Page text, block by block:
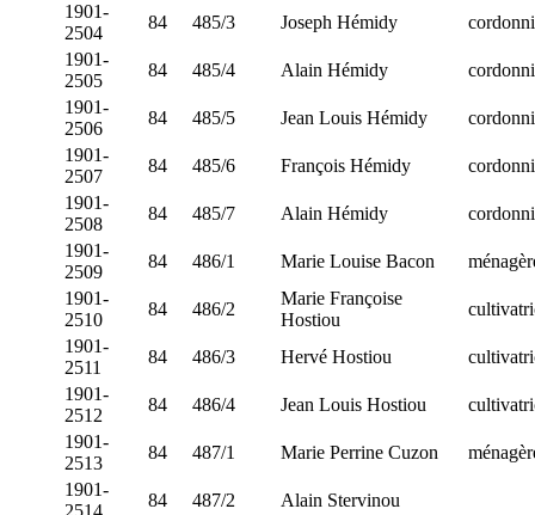
1901-
2504
84 485/3 Joseph Hémidy
1901-
2505
84 485/4 Alain Hémidy
1901-
2506
84 485/5 Jean Louis Hémidy
1901-
2507
84 485/6 François Hémidy
1901-
2508
84 485/7 Alain Hémidy
1901-
2509
84 486/1 Marie Louise Bacon
1901-
2510
84 486/2
Marie Françoise
Hostiou
1901-
2511
84 486/3 Hervé Hostiou
1901-
2512
84 486/4 Jean Louis Hostiou
1901-
2513
84 487/1 Marie Perrine Cuzon
1901-
84 487/2
Alain Stervinou